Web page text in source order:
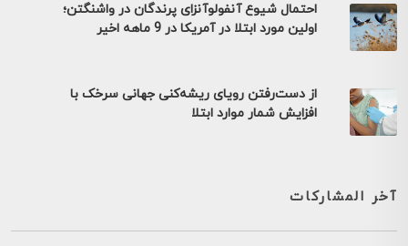
احتمال شیوع آنفولوآنزای پرندگان در واشنگتن؛
اولین مورد ابتلا در آمریکا در 9 ماهه اخیر
از دست‌رفتن رویای ریشه‌کنی جهانی سرخک با
افزایش شمار موارد ابتلا
آخر المشاركات